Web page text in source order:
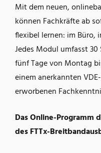
Mit dem neuen,
können Fachkräfte ab
flexibel lernen: im Büro,
Jedes Modul umfasst
fünf Tage von Montag
einem anerkannten
erworbenen
Das Online-Programm
des FTTx-